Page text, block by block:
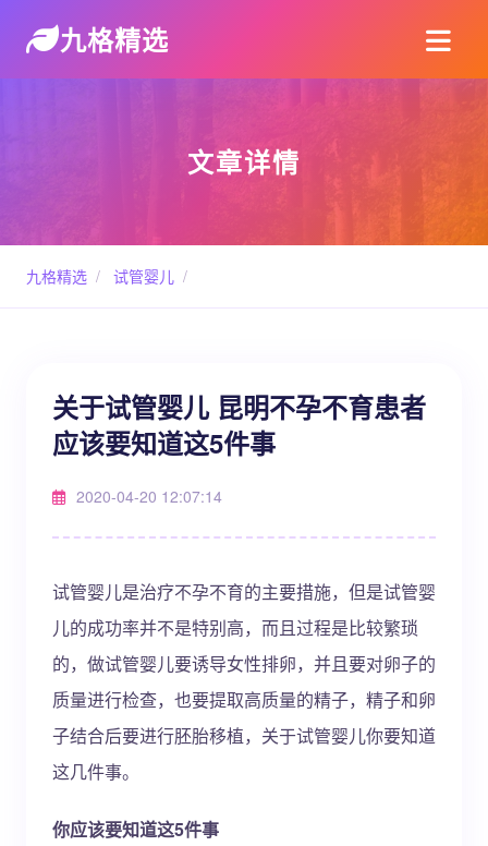
九格精选
文章详情
九格精选 / 试管婴儿 /
关于试管婴儿 昆明不孕不育患者
应该要知道这5件事
2020-04-20 12:07:14
试管婴儿是治疗不孕不育的主要措施，但是试管婴
儿的成功率并不是特别高，而且过程是比较繁琐
的，做试管婴儿要诱导女性排卵，并且要对卵子的
质量进行检查，也要提取高质量的精子，精子和卵
子结合后要进行胚胎移植，关于试管婴儿你要知道
这几件事。
你应该要知道这5件事